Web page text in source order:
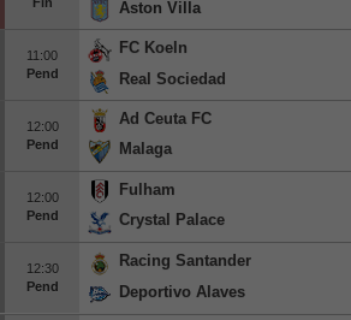
Fin
Aston Villa
11:00
Pend
FC Koeln
Real Sociedad
12:00
Pend
Ad Ceuta FC
Malaga
12:00
Pend
Fulham
Crystal Palace
12:30
Pend
Racing Santander
Deportivo Alaves
Europa League
Supercopa Europa
Partidos amistosos
Partidos televisados
Baloncesto
Europa
Eurocup